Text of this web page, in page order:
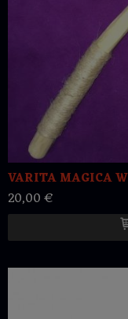
VARITA MAGICA
20,00 €